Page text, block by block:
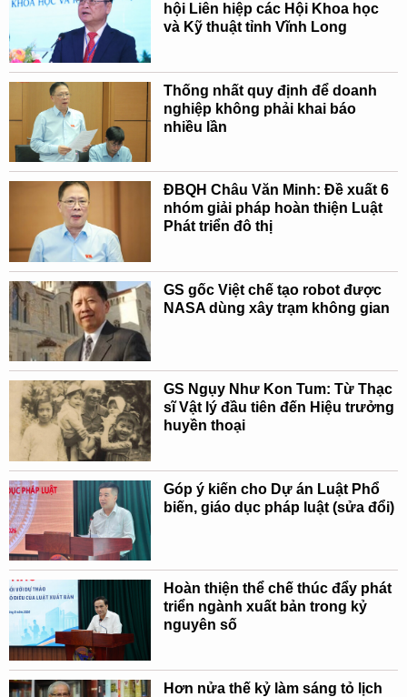
hội Liên hiệp các Hội Khoa học
và Kỹ thuật tỉnh Vĩnh Long
Thống nhất quy định để doanh
nghiệp không phải khai báo
nhiều lần
ĐBQH Châu Văn Minh: Đề xuất 6
nhóm giải pháp hoàn thiện Luật
Phát triển đô thị
GS gốc Việt chế tạo robot được
NASA dùng xây trạm không gian
GS Ngụy Như Kon Tum: Từ Thạc
sĩ Vật lý đầu tiên đến Hiệu trưởng
huyền thoại
Góp ý kiến cho Dự án Luật Phổ
biến, giáo dục pháp luật (sửa đổi)
Hoàn thiện thể chế thúc đẩy phát
triển ngành xuất bản trong kỷ
nguyên số
Hơn nửa thế kỷ làm sáng tỏ lịch